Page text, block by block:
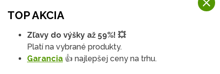
Copyright © 2010 -2026 HOBBYTEC
Mapa stránok ,Zmeniť nastavenia cookies
Dizajn:GLIPS| Systém:Shean s.r.o.
TOP AKCIA
Zľavy do výšky až 59%! 💥
Platí na vybrané produkty.
Garancia 👍 najlepšej ceny na trhu.
Viac informácií
Na našich webových stránkach používame niekoľko kategórií
Rozumiem